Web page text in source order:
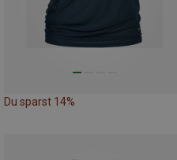
Du sparst 14%